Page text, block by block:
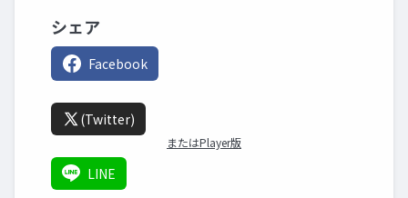
シェア
Facebook
(Twitter)
またはPlayer版
LINE